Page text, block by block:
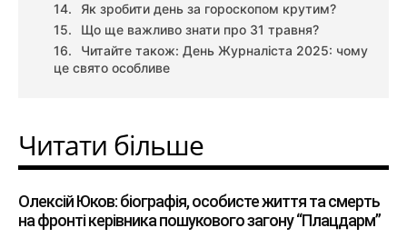
Як зробити день за гороскопом крутим?
Що ще важливо знати про 31 травня?
Читайте також: День Журналіста 2025: чому
це свято особливе
Читати більше
Олексій Юков: біографія, особисте життя та смерть
на фронті керівника пошукового загону “Плацдарм”